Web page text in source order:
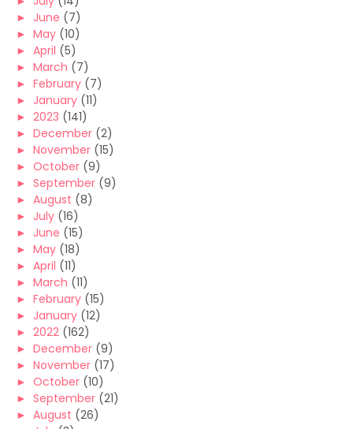
► June (7)
► May (10)
► April (5)
► March (7)
► February (7)
► January (11)
► 2023 (141)
► December (2)
► November (15)
► October (9)
► September (9)
► August (8)
► July (16)
► June (15)
► May (18)
► April (11)
► March (11)
► February (15)
► January (12)
► 2022 (162)
► December (9)
► November (17)
► October (10)
► September (21)
► August (26)